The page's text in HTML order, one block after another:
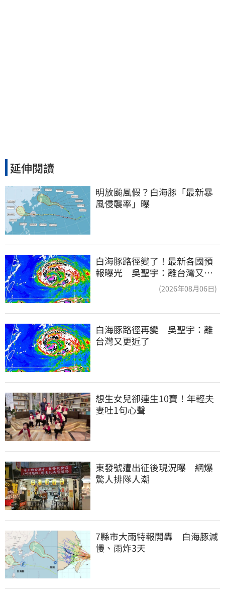
延伸閱讀
明放颱風假？白海豚「最新暴
風侵襲率」曝
白海豚路徑變了！最新各國預
報曝光 吳聖宇：離台灣又更
(2026年08月06日)
白海豚路徑再變　吳聖宇：離
台灣又更近了
想生女兒卻連生10寶！年輕夫
妻吐1句心聲
東發號遭出征後現況曝　網爆
驚人排隊人潮
7縣市大雨特報開轟　白海豚減
慢、雨炸3天